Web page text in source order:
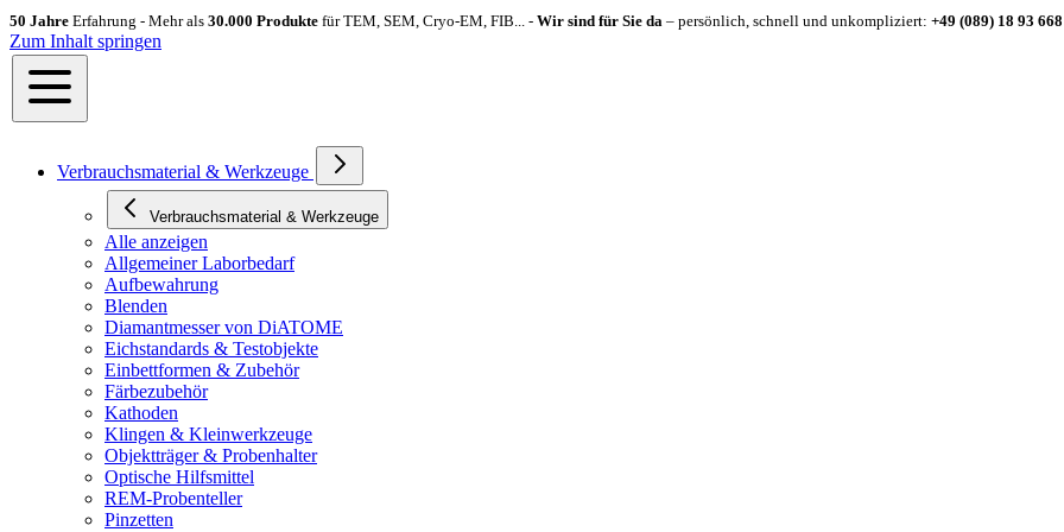
50 Jahre Erfahrung - Mehr als 30.000 Produkte für TEM, SEM, Cryo-EM, FIB... - Wir sind für Sie da – persönlich, schnell und unkompliziert: +49 (089) 18 93
Zum Inhalt springen
Verbrauchsmaterial & Werkzeuge
Verbrauchsmaterial & Werkzeuge
Alle anzeigen
Allgemeiner Laborbedarf
Aufbewahrung
Blenden
Diamantmesser von DiATOME
Eichstandards & Testobjekte
Einbettformen & Zubehör
Färbezubehör
Kathoden
Klingen & Kleinwerkzeuge
Objektträger & Probenhalter
Optische Hilfsmittel
REM-Probenteller
Pinzetten